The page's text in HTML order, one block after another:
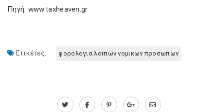
Πηγή: www.taxheaven.gr
Ετικέτες: φορολογια λοιπων νομικων προσωπων